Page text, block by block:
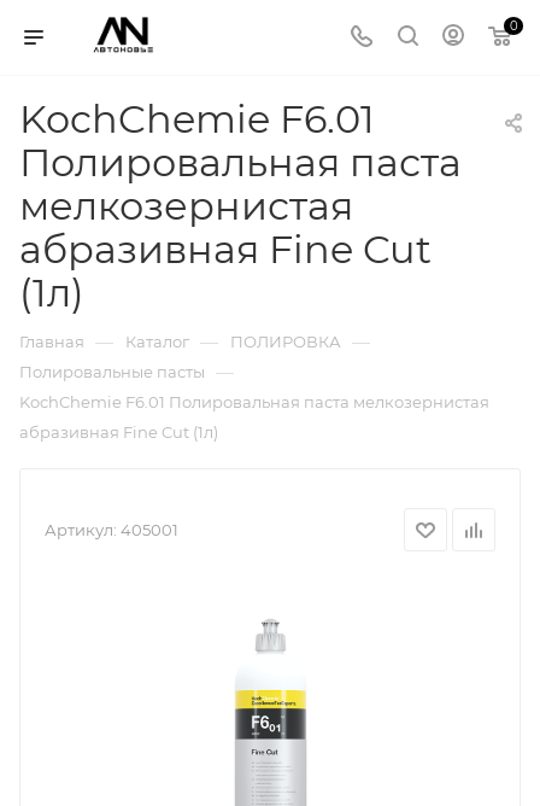
0
KochChemie F6.01
Полировальная паста
мелкозернистая
абразивная Fine Cut
(1л)
Главная — Каталог — ПОЛИРОВКА —
Полировальные пасты —
KochChemie F6.01 Полировальная паста мелкозернистая
абразивная Fine Cut (1л)
Артикул: 405001